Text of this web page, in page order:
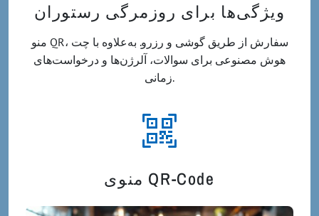
ویژگی‌ها برای روزمرگی رستوران
منو QR، سفارش از طریق گوشی و رزرو. به‌علاوه با چت
هوش مصنوعی برای سوالات، آلرژن‌ها و درخواست‌های
زمانی.
منوی QR-Code